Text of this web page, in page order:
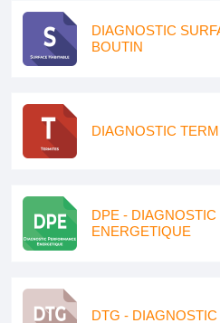
DIAGNOSTIC
BOUTIN
DIAGNOSTIC
DPE -
ENERGETIQUE
DTG -